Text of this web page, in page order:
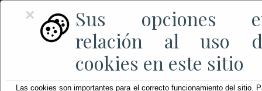
×
Sus opciones
relación al uso
cookies en este sitio
Las cookies son importantes para el correcto funcionamiento del sitio.